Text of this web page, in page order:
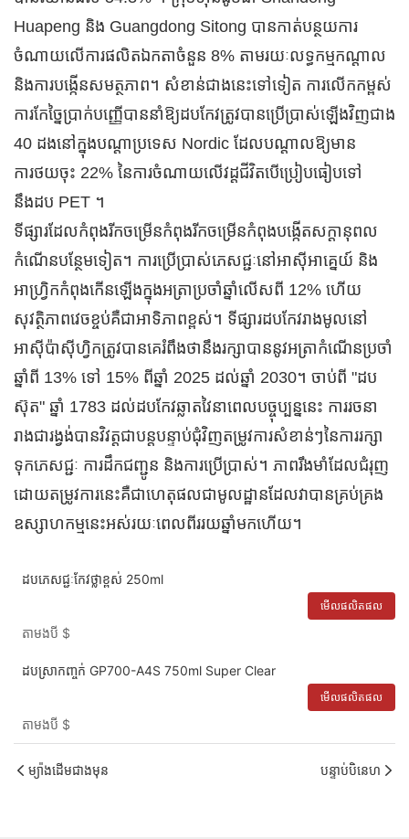
Huapeng និង Guangdong Sitong បានកាត់បន្ថយការ
ចំណាយលើការផលិតឯកតាចំនួន 8% តាមរយៈលទ្ធកម្មកណ្តាល
និងការបង្កើនសមត្ថភាព។ សំខាន់ជាងនេះទៅទៀត ការលើកកម្ពស់
ការកែច្នៃប្រាក់បញ្ញើបាននាំឱ្យដបកែវត្រូវបានប្រើប្រាស់ឡើងវិញជាង
40 ដងនៅក្នុងបណ្តាប្រទេស Nordic ដែលបណ្តាលឱ្យមាន
ការថយចុះ 22% នៃការចំណាយលើវដ្តជីវិតបើប្រៀបធៀបទៅ
នឹងដប PET ។
ទីផ្សារដែលកំពុងរីកចម្រើនកំពុងរីកចម្រើនកំពុងបង្កើតសក្តានុពល
កំណើនបន្ថែមទៀត។ ការប្រើប្រាស់ភេសជ្ជៈនៅអាស៊ីអាគ្នេយ៍ និង
អាហ្រ្វិកកំពុងកើនឡើងក្នុងអត្រាប្រចាំឆ្នាំលើសពី 12% ហើយ
សុវត្ថិភាពវេចខ្ចប់គឺជាអាទិភាពខ្ពស់។ ទីផ្សារដបកែវរាងមូលនៅ
អាស៊ីប៉ាស៊ីហ្វិកត្រូវបានគេរំពឹងថានឹងរក្សាបាននូវអត្រាកំណើនប្រចាំ
ឆ្នាំពី 13% ទៅ 15% ពីឆ្នាំ 2025 ដល់ឆ្នាំ 2030។ ចាប់ពី "ដប
ស៊ុត" ឆ្នាំ 1783 ដល់ដបកែវឆ្លាតវៃនាពេលបច្ចុប្បន្ននេះ ការរចនា
រាងជារង្វង់បានវិវត្តជាបន្តបន្ទាប់ជុំវិញតម្រូវការសំខាន់ៗនៃការរក្សា
ទុកភេសជ្ជៈ ការដឹកជញ្ជូន និងការប្រើប្រាស់។ ភាពរឹងមាំដែលជំរុញ
ដោយតម្រូវការនេះគឺជាហេតុផលជាមូលដ្ឋានដែលវាបានគ្រប់គ្រង
ឧស្សាហកម្មនេះអស់រយៈពេលពីររយឆ្នាំមកហើយ។
ដបភេសជ្ជៈកែវថ្លាខ្ពស់ 250ml
តាមងបី $
មើលផលិតផល
ដបស្រាកញ្ចក់ GP700-A4S 750ml Super Clear
តាមងបី $
មើលផលិតផល
ម្យ៉ាងដើមជាងមុន បន្ទាប់បិនេហ